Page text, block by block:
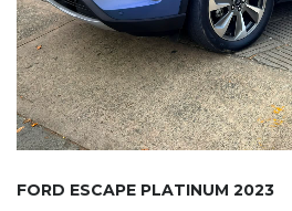
FORD ESCAPE PLATINUM 2023